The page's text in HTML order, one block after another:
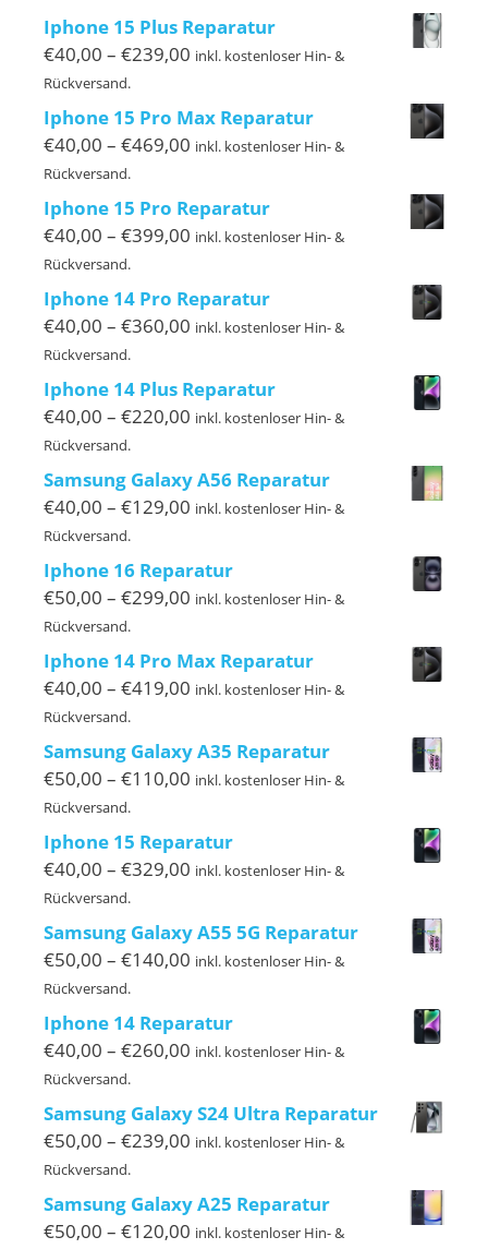
bis
€239,00
Iphone 15 Plus Reparatur
€40,00 – €239,00 Preisspanne:
bis
€239,00
inkl. kostenloser Hin- &
Rückversand.
Iphone 15 Pro Max Reparatur
€40,00 – €469,00 Preisspanne:
€469,00
inkl. kostenloser Hin- &
Rückversand.
Iphone 15 Pro Reparatur
€40,00 – €399,00 Preisspanne:
€399,00
inkl. kostenloser Hin- &
Rückversand.
Iphone 14 Pro Reparatur
€40,00 – €360,00 Preisspanne:
bis
€360,00
inkl. kostenloser Hin- &
Rückversand.
Iphone 14 Plus Reparatur
€40,00 – €220,00 Preisspanne:
bis
€220,00
inkl. kostenloser Hin- &
Rückversand.
Samsung Galaxy A56 Reparatur
€40,00 – €129,00 Preisspanne:
bis
€129,00
inkl. kostenloser Hin- &
Rückversand.
Iphone 16 Reparatur
€50,00 – €299,00 Preisspanne:
bis
€299,00
inkl. kostenloser Hin- &
Rückversand.
Iphone 14 Pro Max Reparatur
€40,00 – €419,00 Preisspanne:
bis
€419,00
inkl. kostenloser Hin- &
Rückversand.
Samsung Galaxy A35 Reparatur
€50,00 – €110,00 Preisspanne:
bis
€110,00
inkl. kostenloser Hin- &
Rückversand.
Iphone 15 Reparatur
€40,00 – €329,00 Preisspanne:
bis
€329,00
inkl. kostenloser Hin- &
Rückversand.
Samsung Galaxy A55 5G Reparatur
€50,00 – €140,00 Preisspanne:
bis
€140,00
inkl. kostenloser Hin- &
Rückversand.
Iphone 14 Reparatur
€40,00 – €260,00 Preisspanne:
bis
€260,00
inkl. kostenloser Hin- &
Rückversand.
Samsung Galaxy S24 Ultra Reparatur
€50,00 – €239,00 Preisspanne:
bis
€239,00
inkl. kostenloser Hin- &
Rückversand.
Samsung Galaxy A25 Reparatur
€50,00 – €120,00 Preisspanne:
inkl. kostenloser Hin- &